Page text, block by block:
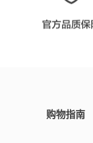
购物指南